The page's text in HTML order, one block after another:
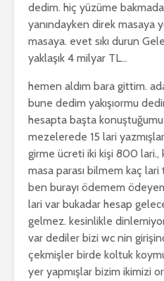
dedim. hiç yüzüme
yanındayken direk masaya
masaya. evet sıkı durun
yaklaşık 4 milyar TL…
hemen aldım bara gittim.
bune dedim yakışıormu
hesapta başta
mezelerede 15 lari
girme ücreti iki kişi 800 lari.,
masa parası bilmem kaç
ben burayı ödemem
lari var bukadar hesap
gelmez. kesinlikle
var dediler bizi wc nin
çekmişler birde koltuk
yer yapmışlar bizim ikimizi